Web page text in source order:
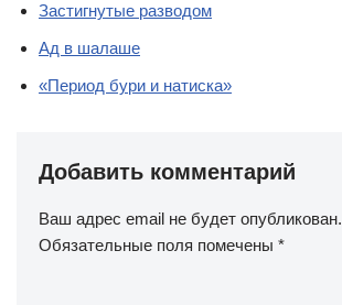
Застигнутые разводом
Ад в шалаше
«Период бури и натиска»
Добавить комментарий
Ваш адрес email не будет опубликован.
Обязательные поля помечены *